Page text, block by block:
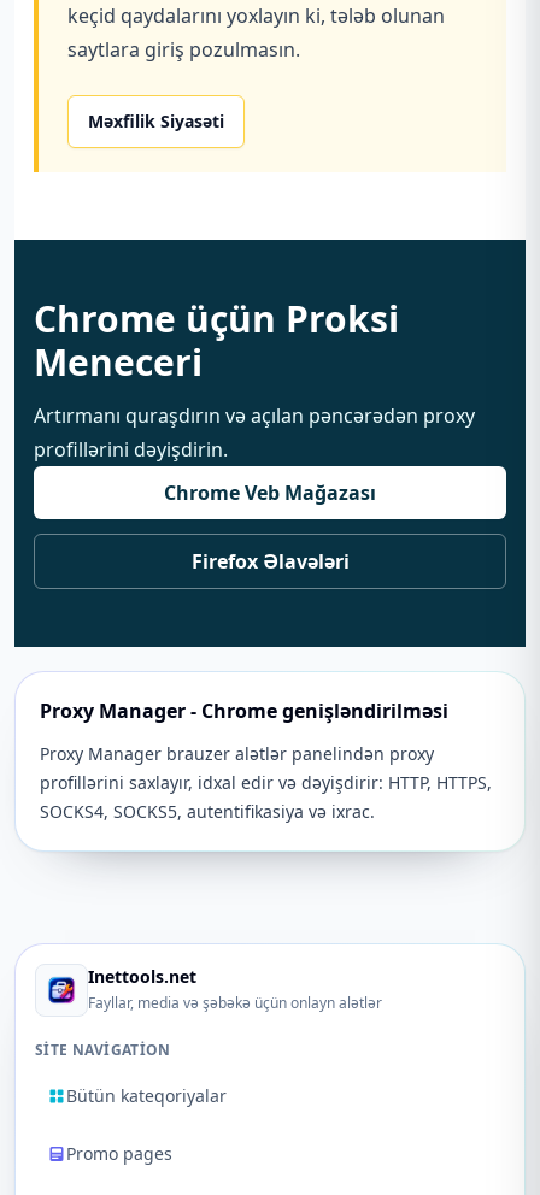
keçid qaydalarını yoxlayın ki, tələb olunan
saytlara giriş pozulmasın.
Məxfilik Siyasəti
Chrome üçün Proksi
Meneceri
Artırmanı quraşdırın və açılan pəncərədən proxy
profillərini dəyişdirin.
Chrome Veb Mağazası
Firefox Əlavələri
Proxy Manager - Chrome genişləndirilməsi
Proxy Manager brauzer alətlər panelindən proxy
profillərini saxlayır, idxal edir və dəyişdirir: HTTP, HTTPS,
SOCKS4, SOCKS5, autentifikasiya və ixrac.
Inettools.net
Fayllar, media və şəbəkə üçün onlayn alətlər
SITE NAVIGATION
Bütün kateqoriyalar
Promo pages